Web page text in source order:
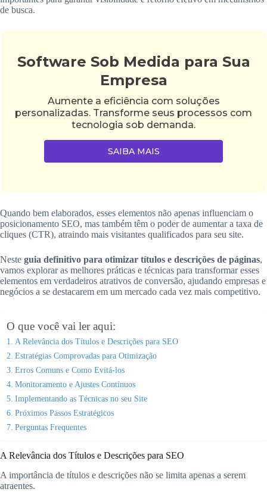
de busca.
Software Sob Medida para Sua
Empresa
Aumente a eficiência com soluções
personalizadas. Transforme seus processos com
tecnologia sob demanda.
SAIBA MAIS
Quando bem elaborados, esses elementos não apenas influenciam o
posicionamento SEO, mas também têm o poder de aumentar a taxa de
cliques (CTR), atraindo mais visitantes qualificados para seu site.
Neste guia definitivo para otimizar títulos e descrições de páginas,
vamos explorar as melhores práticas e técnicas para transformar esses
elementos em verdadeiros atrativos de conversão, ajudando empresas e
negócios a se destacarem em um mercado cada vez mais competitivo.
O que você vai ler aqui:
A Relevância dos Títulos e Descrições para SEO
Estratégias Comprovadas para Otimização
Erros Comuns e Como Evitá-los
Monitoramento e Ajustes Contínuos
Implementando as Técnicas no seu Site
Próximos Passos Estratégicos
Perguntas Frequentes
A Relevância dos Títulos e Descrições para SEO
A importância de títulos e descrições não se limita apenas a serem
atraentes.